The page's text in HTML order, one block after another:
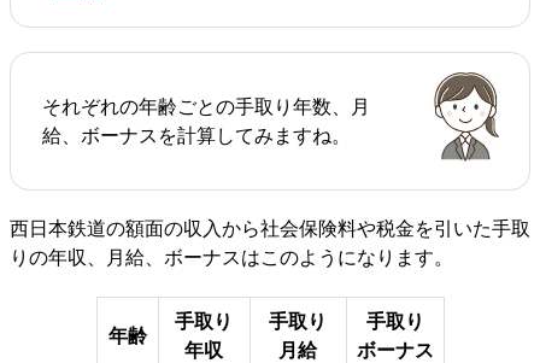
それぞれの年齢ごとの手取り年数、月
給、ボーナスを計算してみますね。
西日本鉄道の額面の収入から社会保険料や税金を引いた手取
りの年収、月給、ボーナスはこのようになります。
年齢
手取り
年収
手取り
月給
手取り
ボーナス